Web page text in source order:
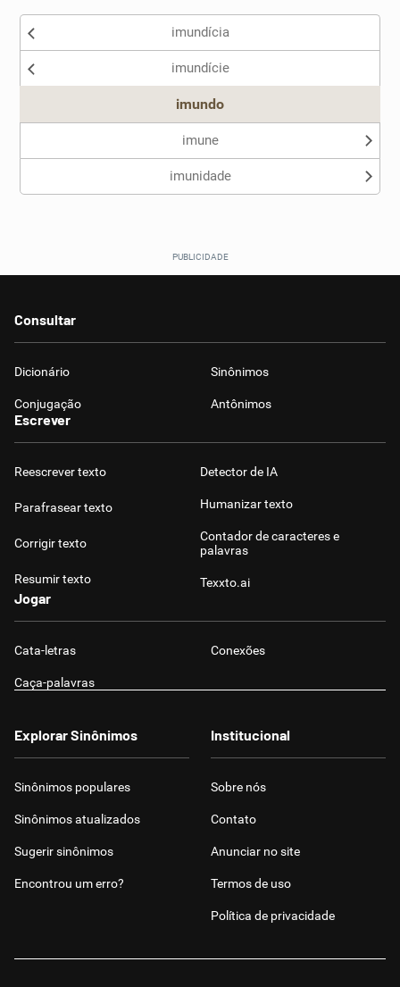
imundícia
imundície
imundo
imune
imunidade
Consultar
Dicionário Sinônimos
Conjugação Antônimos
Escrever
Reescrever texto
Parafrasear texto
Corrigir texto
Resumir texto
Detector de IA
Humanizar texto
Contador de caracteres e
palavras
Texxto.ai
Jogar
Cata-letras Conexões
Caça-palavras
Explorar Sinônimos
Sinônimos populares
Sinônimos atualizados
Sugerir sinônimos
Encontrou um erro?
Institucional
Sobre nós
Contato
Anunciar no site
Termos de uso
Política de privacidade